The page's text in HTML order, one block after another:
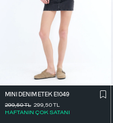
MINI DENIM ETEK E1049
299,50TL
HAFTANIN ÇOK SATANI
299,50TL